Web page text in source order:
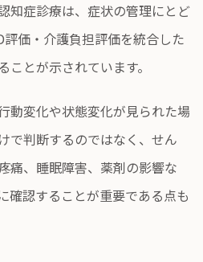
知症診療は、症状の管理にとど
評価・介護負担評価を統合した
ことが示されています。
動変化や状態変化が見られた場
で判断するのではなく、せん
痛、睡眠障害、薬剤の影響な
確認することが重要である点も